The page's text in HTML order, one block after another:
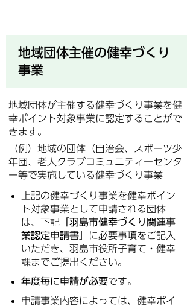
地域団体主催の健幸づくり
事業
地域団体が主催する健幸づくり事業を健
幸ポイント対象事業に認定することがで
きます。
（例）地域の団体（自治会、スポーツ少
年団、老人クラブコミュニティーセンタ
ー等で実施している健幸づくり事業
上記の健幸づくり事業を健幸ポイン
ト対象事業として申請される団体
は、下記 「羽島市健幸づくり関連事
業認定申請書」
に必要事項をご記入
いただき、羽島市役所子育て・健幸
課までご提出ください。
年度毎に申請が必要です。
申請事業内容によっては、健幸ポイ